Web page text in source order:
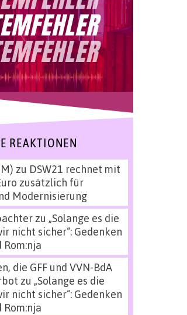
REAKTIONEN
zu DSW21 rechnet mit
zusätzlich für
Modernisierung
zu „Solange es die
nicht sicher“: Gedenken
Rom:nja
die GFF und VVN-BdA
zu „Solange es die
nicht sicher“: Gedenken
Rom:nja